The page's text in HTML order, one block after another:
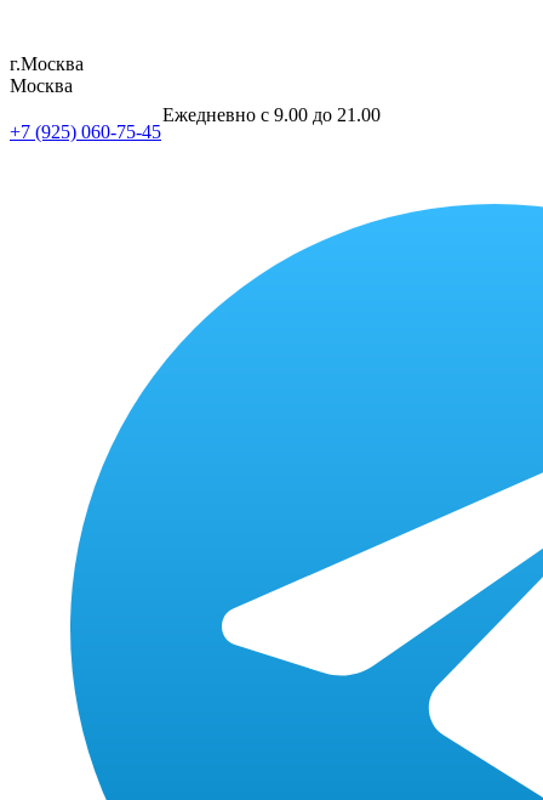
г.Москва
Москва
Ежедневно с 9.00 до 21.00
+7 (925) 060-75-45